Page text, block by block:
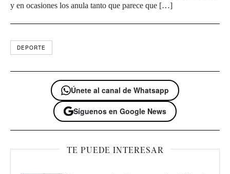
y en ocasiones los anula tanto que parece que […]
DEPORTE
Únete al canal de Whatsapp
Síguenos en Google News
TE PUEDE INTERESAR